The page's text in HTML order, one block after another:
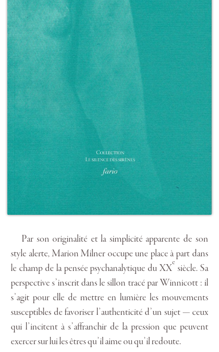
Par son originalité et la simplicité apparente de son
style alerte, Marion Milner occupe une place à part dans
le champ de la pensée psychanalytique du XX
e
siècle. Sa
perspective s’inscrit dans le sillon tracé par Winnicott : il
s’agit pour elle de mettre en lumière les mouvements
susceptibles de favoriser l’authenticité d’un sujet — ceux
qui l’incitent à s’affranchir de la pression que peuvent
exercer sur lui les êtres qu’il aime ou qu’il redoute.